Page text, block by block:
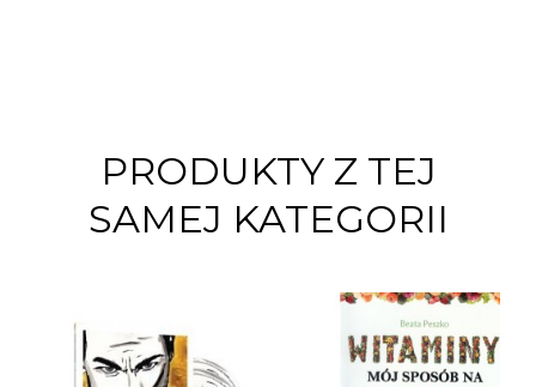
PRODUKTY Z TEJ
SAMEJ KATEGORII